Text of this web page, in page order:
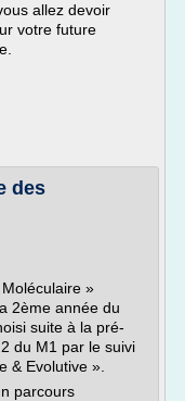
allez devoir
votre future
des
»
2ème année du
suite à la pré-
du M1 par le suivi
& Evolutive ».
parcours